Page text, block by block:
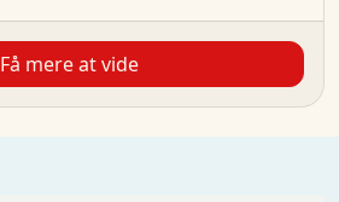
Få mere at vide